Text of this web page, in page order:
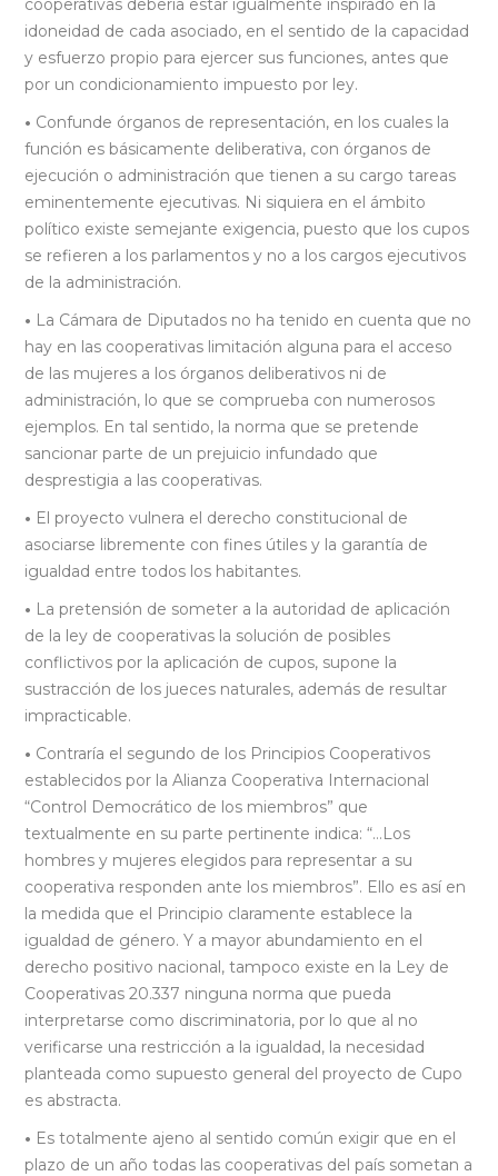
cooperativas debería estar igualmente inspirado en la
idoneidad de cada asociado, en el sentido de la capacidad
y esfuerzo propio para ejercer sus funciones, antes que
por un condicionamiento impuesto por ley.
• Confunde órganos de representación, en los cuales la
función es básicamente deliberativa, con órganos de
ejecución o administración que tienen a su cargo tareas
eminentemente ejecutivas. Ni siquiera en el ámbito
político existe semejante exigencia, puesto que los cupos
se refieren a los parlamentos y no a los cargos ejecutivos
de la administración.
• La Cámara de Diputados no ha tenido en cuenta que no
hay en las cooperativas limitación alguna para el acceso
de las mujeres a los órganos deliberativos ni de
administración, lo que se comprueba con numerosos
ejemplos. En tal sentido, la norma que se pretende
sancionar parte de un prejuicio infundado que
desprestigia a las cooperativas.
• El proyecto vulnera el derecho constitucional de
asociarse libremente con fines útiles y la garantía de
igualdad entre todos los habitantes.
• La pretensión de someter a la autoridad de aplicación
de la ley de cooperativas la solución de posibles
conflictivos por la aplicación de cupos, supone la
sustracción de los jueces naturales, además de resultar
impracticable.
• Contraría el segundo de los Principios Cooperativos
establecidos por la Alianza Cooperativa Internacional
“Control Democrático de los miembros” que
textualmente en su parte pertinente indica: “…Los
hombres y mujeres elegidos para representar a su
cooperativa responden ante los miembros”. Ello es así en
la medida que el Principio claramente establece la
igualdad de género. Y a mayor abundamiento en el
derecho positivo nacional, tampoco existe en la Ley de
Cooperativas 20.337 ninguna norma que pueda
interpretarse como discriminatoria, por lo que al no
verificarse una restricción a la igualdad, la necesidad
planteada como supuesto general del proyecto de Cupo
es abstracta.
• Es totalmente ajeno al sentido común exigir que en el
plazo de un año todas las cooperativas del país sometan a